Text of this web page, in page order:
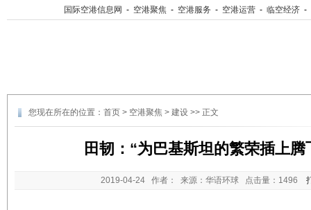
国际空港信息网 - 空港聚焦 - 空港服务 - 空港运营 - 临空经济 -
您现在所在的位置： 首页 > 空港聚焦 > 建设 >> 正文
田韧：“为巴基斯坦的繁荣插上腾
2019-04-24 作者： 来源：华语环球 点击量： 1496